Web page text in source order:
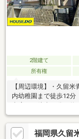
2階建て
所有権
【周辺環境】・久留
内幼稚園まで徒歩12分
分（2.9km）・ドラッ
ｋｍ）
福岡県久留